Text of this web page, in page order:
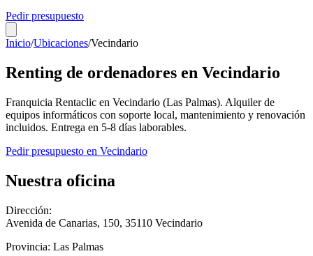
Pedir presupuesto
Inicio/Ubicaciones/Vecindario
Renting de ordenadores en Vecindario
Franquicia Rentaclic en Vecindario (Las Palmas). Alquiler de
equipos informáticos con soporte local, mantenimiento y renovación
incluidos. Entrega en 5-8 días laborables.
Pedir presupuesto en Vecindario
Nuestra oficina
Dirección:
Avenida de Canarias, 150, 35110 Vecindario
Provincia: Las Palmas